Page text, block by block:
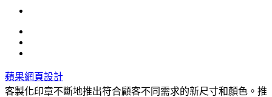
蘋果網頁設計
客製化印章不斷地推出符合顧客不同需求的新尺寸和顏色。推